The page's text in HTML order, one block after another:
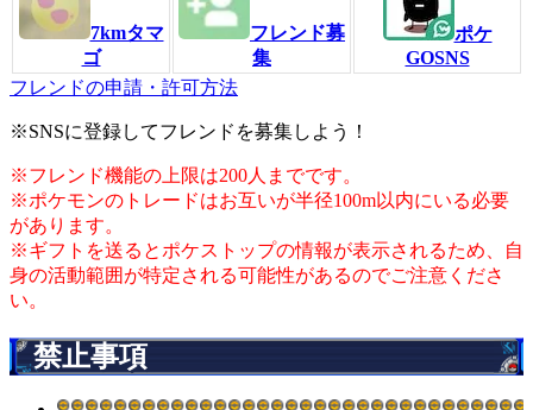
7kmタマ
ゴ
フレンド募
集
ポケ
GOSNS
フレンドの申請・許可方法
※SNSに登録してフレンドを募集しよう！
※フレンド機能の上限は200人までです。
※ポケモンのトレードはお互いが半径100m以内にいる必要
があります。
※ギフトを送るとポケストップの情報が表示されるため、自
身の活動範囲が特定される可能性があるのでご注意くださ
い。
禁止事項